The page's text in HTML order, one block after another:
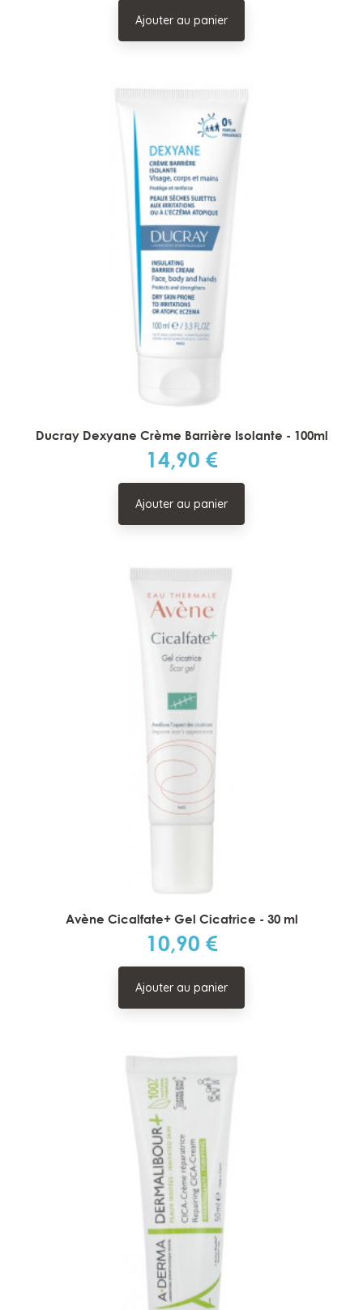
Ajouter au panier
Ducray Dexyane Crème Barrière Isolante - 100ml
Prix
14,90 €
Ajouter au panier
Avène Cicalfate+ Gel Cicatrice - 30 ml
Prix
10,90 €
Ajouter au panier